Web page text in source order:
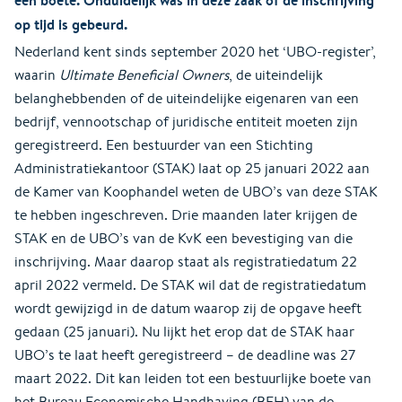
op tijd is gebeurd.
Nederland kent sinds september 2020 het ‘UBO-register’,
waarin Ultimate Beneficial Owners, de uiteindelijk
belanghebbenden of de uiteindelijke eigenaren van een
bedrijf, vennootschap of juridische entiteit moeten zijn
geregistreerd. Een bestuurder van een Stichting
Administratiekantoor (STAK) laat op 25 januari 2022 aan
de Kamer van Koophandel weten de UBO’s van deze STAK
te hebben ingeschreven. Drie maanden later krijgen de
STAK en de UBO’s van de KvK een bevestiging van die
inschrijving. Maar daarop staat als registratiedatum 22
april 2022 vermeld. De STAK wil dat de registratiedatum
wordt gewijzigd in de datum waarop zij de opgave heeft
gedaan (25 januari). Nu lijkt het erop dat de STAK haar
UBO’s te laat heeft geregistreerd – de deadline was 27
maart 2022. Dit kan leiden tot een bestuurlijke boete van